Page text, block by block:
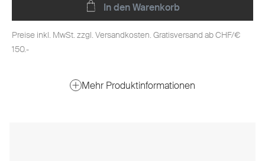
In den Warenkorb
Preise inkl. MwSt. zzgl. Versandkosten. Gratisversand ab CHF/€
150.-
Mehr Produktinformationen